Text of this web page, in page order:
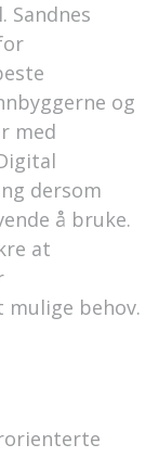
Sandnes
og
med
dersom
å bruke.
at
mulige behov.